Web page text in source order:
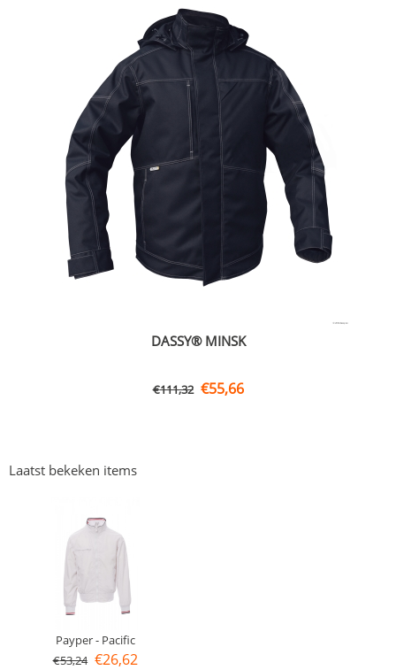
DASSY® MINSK
€111,32 €55,66
Laatst bekeken items
Payper - Pacific
€53,24 €26,62